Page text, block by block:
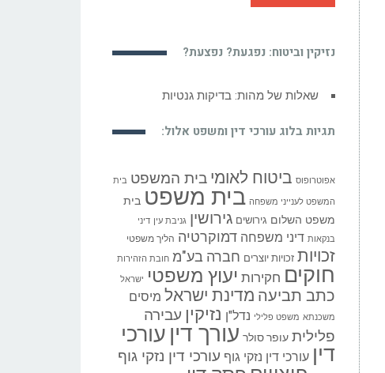
נזיקין וביטוח: נפגעת? נפצעת?
איראן גרעינית – חשש אמיתי או דמגוגיה
תגיות בלוג עורכי דין ומשפט אלול:
ביטוח לאומי בית המשפט
המשפט לענייני משפחה בית משפט
משפט השלום גירושים גירושין גניבת עין
בנקאות דיני משפחה דמוקרטיה הליך משפטי
זכויות זכויות יוצרים חברה בע"מ חובת הזהירות
חוקים חקירות יעוץ משפטי ישראל
כתב תביעה מדינת ישראל מיסים
משכנתא נדל"ן נזיקיןעבירה
פלילית
עורך דין עורכי
דין עורכי דין נזקי גוף עורכי דין נזקי גוף